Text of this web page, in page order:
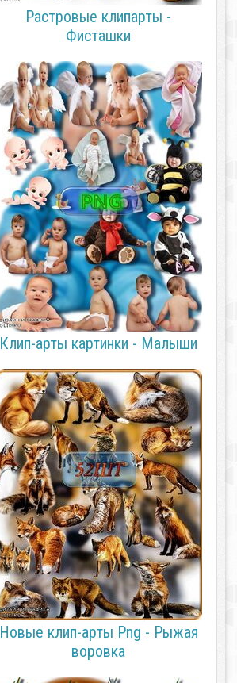
Растровые клипарты -
Фисташки
Клип-арты картинки - Малыши
Новые клип-арты Png - Рыжая
воровка